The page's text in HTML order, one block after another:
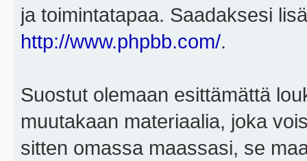
ja toimintatapaa. Saadaksesi
http://www.phpbb.com/.
Suostut olemaan esittämättä
muutakaan materiaalia, joka
sitten omassa maassasi, se